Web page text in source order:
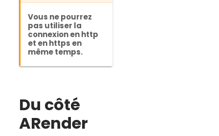
Vous ne pourrez
pas utiliser la
connexion en http
et en https en
même temps.
Du côté
ARender